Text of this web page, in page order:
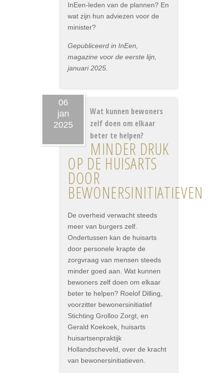
InEen-leden van de plannen? En
wat zijn hun adviezen voor de
minister?
Gepubliceerd in InEen,
magazine voor de eerste lijn,
januari 2025.
06
jan
2025
Wat kunnen bewoners
zelf doen om elkaar
beter te helpen?
MINDER DRUK
OP DE HUISARTS
DOOR
BEWONERSINITIATIEVEN
De overheid verwacht steeds
meer van burgers zelf.
Ondertussen kan de huisarts
door personele krapte de
zorgvraag van mensen steeds
minder goed aan. Wat kunnen
bewoners zelf doen om elkaar
beter te helpen? Roelof Dilling,
voorzitter bewonersinitiatief
Stichting Grolloo Zorgt, en
Gerald Koekoek, huisarts
huisartsenpraktijk
Hollandscheveld, over de kracht
van bewonersinitiatieven.